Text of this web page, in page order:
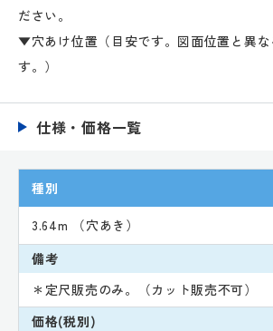
ださい。
▼穴あけ位置（目安です。図面位置と異な
す。）
仕様・価格一覧
種別
3.64m （穴あき）
備考
＊定尺販売のみ。（カット販売不可）
価格(税別)